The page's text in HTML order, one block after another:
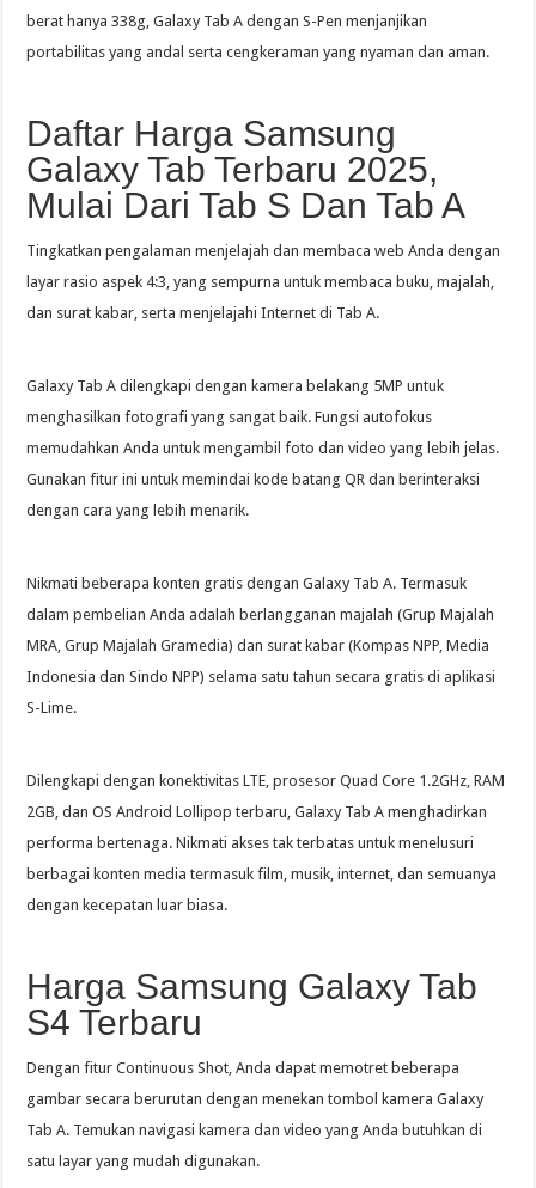
berat hanya 338g, Galaxy Tab A dengan S-Pen menjanjikan
portabilitas yang andal serta cengkeraman yang nyaman dan aman.
Daftar Harga Samsung
Galaxy Tab Terbaru 2025,
Mulai Dari Tab S Dan Tab A
Tingkatkan pengalaman menjelajah dan membaca web Anda dengan
layar rasio aspek 4:3, yang sempurna untuk membaca buku, majalah,
dan surat kabar, serta menjelajahi Internet di Tab A.
Galaxy Tab A dilengkapi dengan kamera belakang 5MP untuk
menghasilkan fotografi yang sangat baik. Fungsi autofokus
memudahkan Anda untuk mengambil foto dan video yang lebih jelas.
Gunakan fitur ini untuk memindai kode batang QR dan berinteraksi
dengan cara yang lebih menarik.
Nikmati beberapa konten gratis dengan Galaxy Tab A. Termasuk
dalam pembelian Anda adalah berlangganan majalah (Grup Majalah
MRA, Grup Majalah Gramedia) dan surat kabar (Kompas NPP, Media
Indonesia dan Sindo NPP) selama satu tahun secara gratis di aplikasi
S-Lime.
Dilengkapi dengan konektivitas LTE, prosesor Quad Core 1.2GHz, RAM
2GB, dan OS Android Lollipop terbaru, Galaxy Tab A menghadirkan
performa bertenaga. Nikmati akses tak terbatas untuk menelusuri
berbagai konten media termasuk film, musik, internet, dan semuanya
dengan kecepatan luar biasa.
Harga Samsung Galaxy Tab
S4 Terbaru
Dengan fitur Continuous Shot, Anda dapat memotret beberapa
gambar secara berurutan dengan menekan tombol kamera Galaxy
Tab A. Temukan navigasi kamera dan video yang Anda butuhkan di
satu layar yang mudah digunakan.